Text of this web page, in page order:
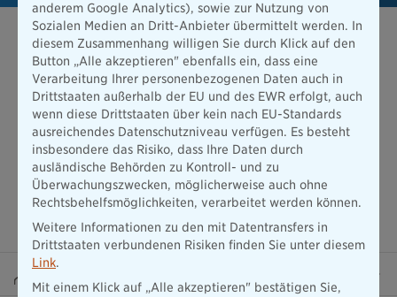
anderem Google Analytics), sowie zur Nutzung von
Sozialen Medien an Dritt-Anbieter übermittelt werden. In
diesem Zusammenhang willigen Sie durch Klick auf den
Button „Alle akzeptieren" ebenfalls ein, dass eine
Verarbeitung Ihrer personenbezogenen Daten auch in
Drittstaaten außerhalb der EU und des EWR erfolgt, auch
wenn diese Drittstaaten über kein nach EU-Standards
ausreichendes Datenschutzniveau verfügen. Es besteht
insbesondere das Risiko, dass Ihre Daten durch
ausländische Behörden zu Kontroll- und zu
Überwachungszwecken, möglicherweise auch ohne
Rechtsbehelfsmöglichkeiten, verarbeitet werden können.
Weitere Informationen zu den mit Datentransfers in
Drittstaaten verbundenen Risiken finden Sie unter diesem
Link.
Mit einem Klick auf „Alle akzeptieren" bestätigen Sie,